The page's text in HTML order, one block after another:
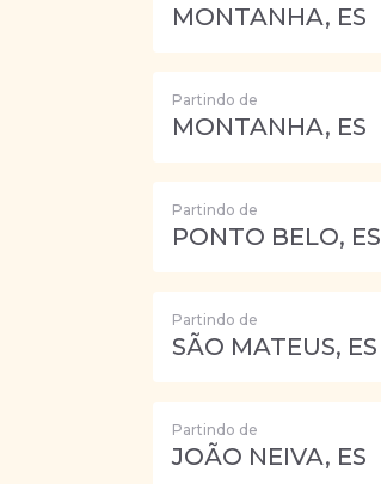
MONTANHA, ES
Partindo de
MONTANHA, ES
Partindo de
PONTO BELO, ES
Partindo de
SÃO MATEUS, ES
Partindo de
JOÃO NEIVA, ES